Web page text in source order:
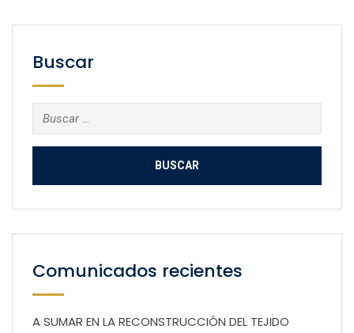
Buscar
Buscar:
Comunicados recientes
A SUMAR EN LA RECONSTRUCCIÓN DEL TEJIDO